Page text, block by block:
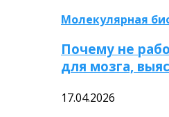
Молекулярная
Почему не
для мозга,
17.04.2026